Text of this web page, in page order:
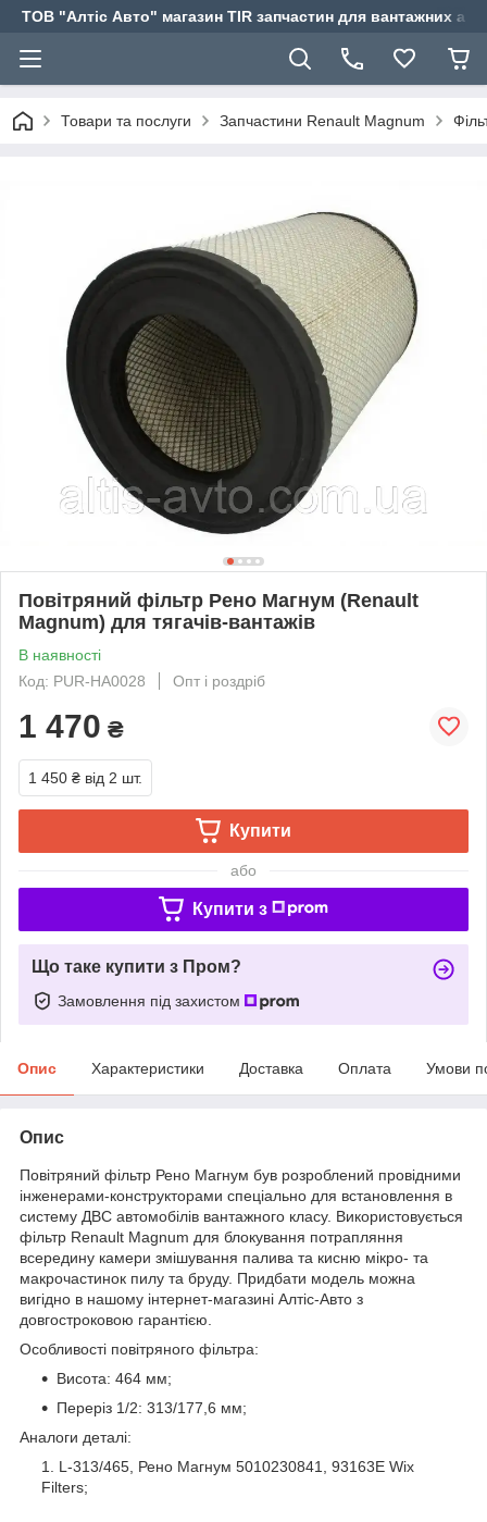
ТОВ "Алтіс Авто" магазин TIR запчастин для вантажних
Товари та послуги Запчастини Renault Magnum
Повітряний фільтр Рено Магнум (Renault
Magnum) для тягачів-вантажів
В наявності
Код: PUR-HA0028
Опт і роздріб
1 470 ₴
1 450 ₴ від 2 шт.
Купити
або
Купити з
Що таке купити з Пром?
Замовлення під захистом
Опис Характеристики Доставка Оплата Умови
Опис
Повітряний фільтр Рено Магнум був розроблений провідними
інженерами-конструкторами спеціально для встановлення в
систему ДВС автомобілів вантажного класу. Використовується
фільтр Renault Magnum для блокування потрапляння
всередину камери змішування палива та кисню мікро- та
макрочастинок пилу та бруду. Придбати модель можна
вигідно в нашому інтернет-магазині Алтіс-Авто з
довгостроковою гарантією.
Особливості повітряного фільтра:
Висота: 464 мм;
Переріз 1/2: 313/177,6 мм;
Аналоги деталі:
L-313/465, Рено Магнум 5010230841, 93163E Wix
Filters;